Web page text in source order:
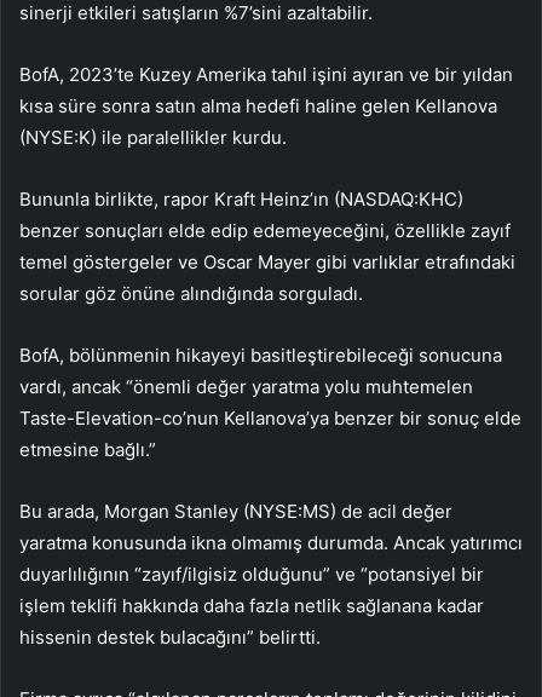
sinerji etkileri satışların %7’sini azaltabilir.
BofA, 2023’te Kuzey Amerika tahıl işini ayıran ve bir yıldan
kısa süre sonra satın alma hedefi haline gelen Kellanova
(NYSE:K) ile paralellikler kurdu.
Bununla birlikte, rapor Kraft Heinz’ın (NASDAQ:KHC)
benzer sonuçları elde edip edemeyeceğini, özellikle zayıf
temel göstergeler ve Oscar Mayer gibi varlıklar etrafındaki
sorular göz önüne alındığında sorguladı.
BofA, bölünmenin hikayeyi basitleştirebileceği sonucuna
vardı, ancak “önemli değer yaratma yolu muhtemelen
Taste-Elevation-co’nun Kellanova’ya benzer bir sonuç elde
etmesine bağlı.”
Bu arada, Morgan Stanley (NYSE:MS) de acil değer
yaratma konusunda ikna olmamış durumda. Ancak yatırımcı
duyarlılığının “zayıf/ilgisiz olduğunu” ve “potansiyel bir
işlem teklifi hakkında daha fazla netlik sağlanana kadar
hissenin destek bulacağını” belirtti.